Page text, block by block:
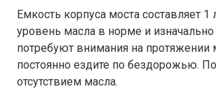
Емкость корпуса моста составляет
уровень масла в норме и
потребуют внимания на
постоянно ездите по бездорожью.
отсутствием масла.